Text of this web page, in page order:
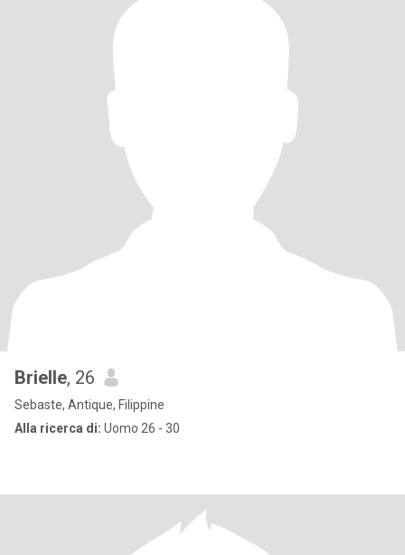
Brielle, 26
Sebaste, Antique, Filippine
Alla ricerca di: Uomo 26 - 30